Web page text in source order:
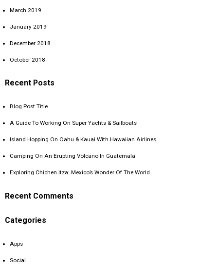
March 2019
January 2019
December 2018
October 2018
Recent Posts
Blog Post Title
A Guide To Working On Super Yachts & Sailboats
Island Hopping On Oahu & Kauai With Hawaiian Airlines
Camping On An Erupting Volcano In Guatemala
Exploring Chichen Itza: Mexico’s Wonder Of The World
Recent Comments
Categories
Apps
Social